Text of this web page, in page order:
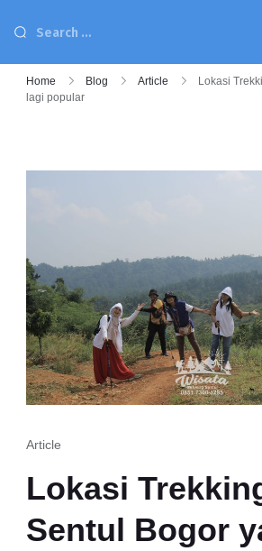
Home Blog Article
Lokasi
lagi popular
Article
Lokasi
Sentul Bogor